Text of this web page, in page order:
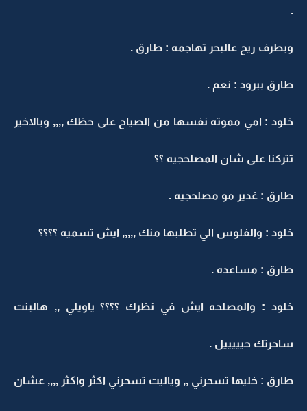
.
وبطرف ريح عالبحر تهاجمه : طارق .
طارق ببرود : نعم .
خلود : امي مموته نفسها من الصياح على حظك ,,,, وبالاخير
تتركنا على شان المصلحجيه ؟؟
طارق : غدير مو مصلحجيه .
خلود : والفلوس الي تطلبها منك ,,,,, ايش تسميه ؟؟؟؟
طارق : مساعده .
خلود : والمصلحه ايش في نظرك ؟؟؟؟ ياويلي ,, هالبنت
ساحرتك حيييييل .
طارق : خليها تسحرني ,, وياليت تسحرني اكثر واكثر ,,,, عشان